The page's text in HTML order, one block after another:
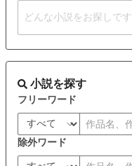
小説を探す
フリーワード
除外ワード